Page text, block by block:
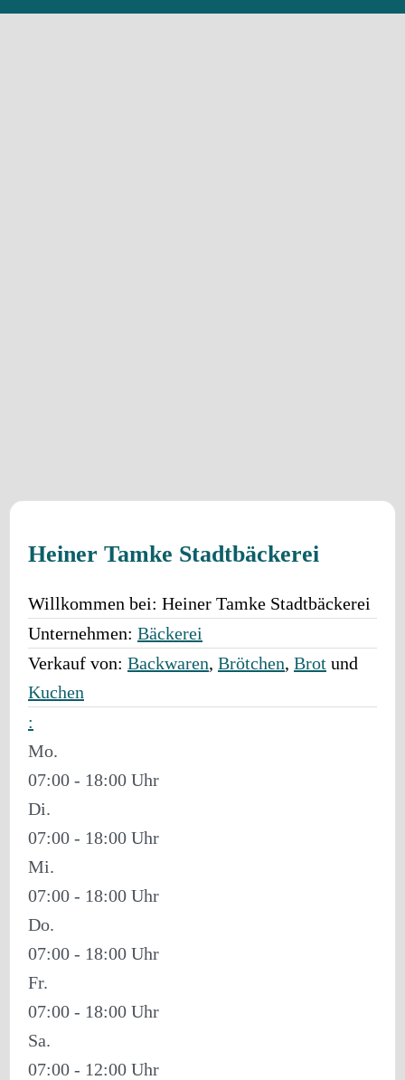
Heiner Tamke Stadtbäckerei
Willkommen bei: Heiner Tamke Stadtbäckerei
Unternehmen: Bäckerei
Verkauf von: Backwaren, Brötchen, Brot und
Kuchen
:
Mo.
07:00 - 18:00
Di.
07:00 - 18:00
Mi.
07:00 - 18:00
Do.
07:00 - 18:00
Fr.
07:00 - 18:00
Sa.
07:00 - 12:00